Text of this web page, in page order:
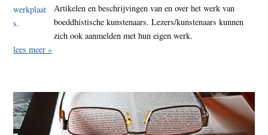
Artikelen en beschrijvingen van en over het werk van
boeddhistische kunstenaars. Lezers/kunstenaars kunnen
zich ook aanmelden met hun eigen werk.
lees meer »